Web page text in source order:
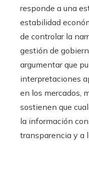
responde a una
estabilidad
de controlar la
gestión de
argumentar que
interpretaciones
en los mercados,
sostienen que
la información
transparencia y a